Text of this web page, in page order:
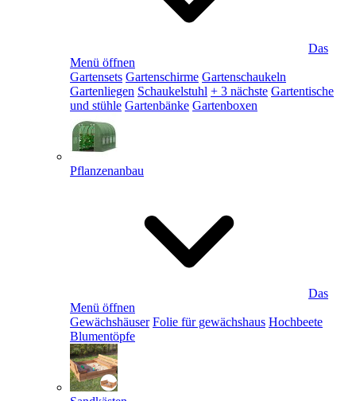
Das
Menü öffnen
Gartensets Gartenschirme Gartenschaukeln
Gartenliegen Schaukelstuhl + 3 nächste Gartentische
und stühle Gartenbänke Gartenboxen
Pflanzenanbau
Das
Menü öffnen
Gewächshäuser Folie für gewächshaus Hochbeete
Blumentöpfe